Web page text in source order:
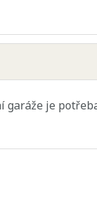
garáže je